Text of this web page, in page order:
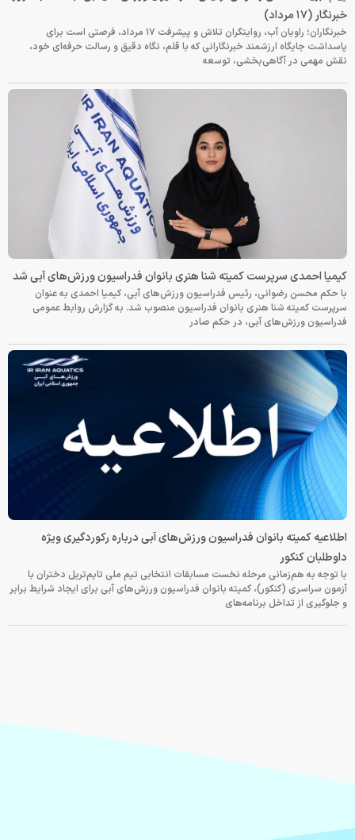
خبرنگار (۱۷ مرداد)
خبرنگاران؛ راویان آب، روایتگران تلاش و پیشرفت ۱۷ مرداد، فرصتی است برای
پاسداشت جایگاه ارزشمند خبرنگارانی که با قلم، نگاه دقیق و رسالت حرفه‌ای خود،
نقش مهمی در آگاهی‌بخشی، توسعه
کیمیا احمدی سرپرست کمیته شنا هنری بانوان فدراسیون ورزش‌های آبی شد
با حکم محسن رضوانی، رئیس فدراسیون ورزش‌های آبی، کیمیا احمدی به عنوان
سرپرست کمیته شنا هنری بانوان فدراسیون منصوب شد. به گزارش روابط عمومی
فدراسیون ورزش‌های آبی، در حکم صادر
اطلاعیه کمیته بانوان فدراسیون ورزش‌های آبی درباره رکوردگیری ویژه
داوطلبان کنکور
با توجه به هم‌زمانی مرحله نخست مسابقات انتخابی تیم ملی تایم‌تریل دختران با
آزمون سراسری (کنکور)، کمیته بانوان فدراسیون ورزش‌های آبی برای ایجاد شرایط برابر
و جلوگیری از تداخل برنامه‌های